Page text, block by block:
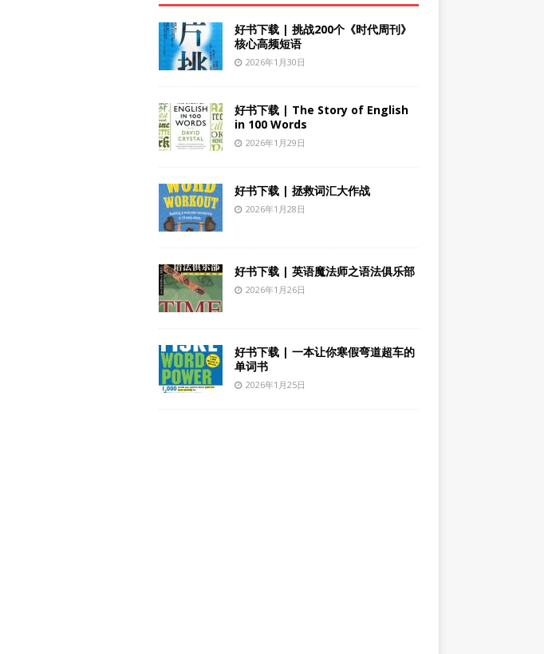
好书下载 | 挑战200个《时代周刊》
核心高频短语
2026年1月30日
好书下载 | The Story of English
in 100 Words
2026年1月29日
好书下载 | 拯救词汇大作战
2026年1月28日
好书下载 | 英语魔法师之语法俱乐部
2026年1月26日
好书下载 | 一本让你寒假弯道超车的
单词书
2026年1月25日